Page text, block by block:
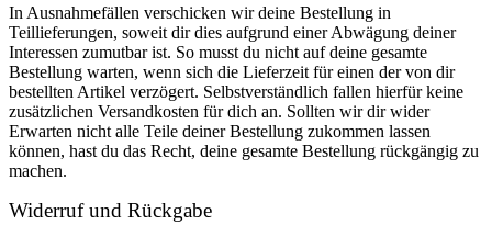
In Ausnahmefällen verschicken wir deine Bestellung in
Teillieferungen, soweit dir dies aufgrund einer Abwägung deiner
Interessen zumutbar ist. So musst du nicht auf deine gesamte
Bestellung warten, wenn sich die Lieferzeit für einen der von dir
bestellten Artikel verzögert. Selbstverständlich fallen hierfür keine
zusätzlichen Versandkosten für dich an. Sollten wir dir wider
Erwarten nicht alle Teile deiner Bestellung zukommen lassen
können, hast du das Recht, deine gesamte Bestellung rückgängig zu
machen.
Widerruf und Rückgabe